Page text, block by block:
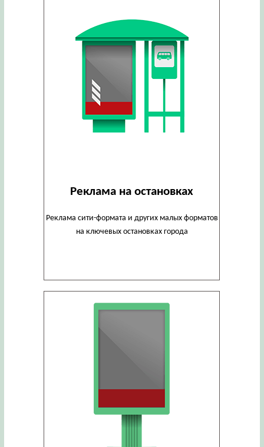
Реклама на остановках
Реклама сити-формата и других малых форматов
на ключевых остановках города